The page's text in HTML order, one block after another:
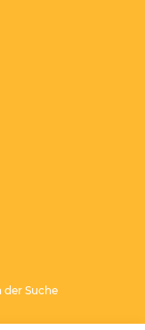
der Suche